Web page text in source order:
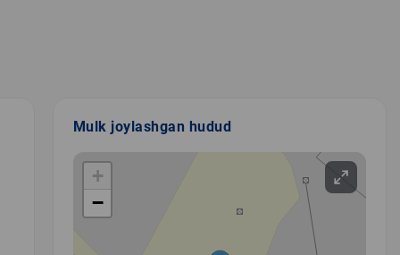
Mulk joylashgan hudud
+
−